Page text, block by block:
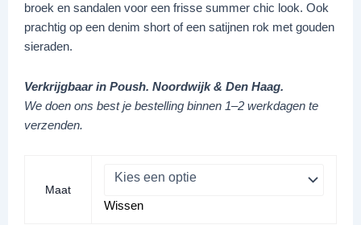
broek en sandalen voor een frisse summer chic look. Ook
prachtig op een denim short of een satijnen rok met gouden
sieraden.
Verkrijgbaar in Poush. Noordwijk & Den Haag.
We doen ons best je bestelling binnen 1–2 werkdagen te
verzenden.
Maat
Wissen